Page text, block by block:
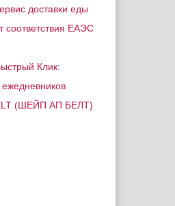
доставки еды
соответствия ЕАЭС
Клик:
(ШЕЙП АП БЕЛТ)